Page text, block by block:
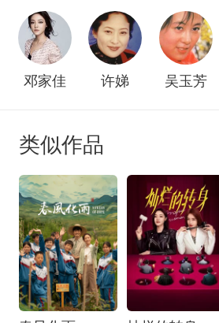
开始了上有老、下有小的曲折生
纵有种种烦恼，但守护爱和家的
一化解，他们不懈努力，向着自
斗。
邓家佳 许娣 吴玉芳
类似作品